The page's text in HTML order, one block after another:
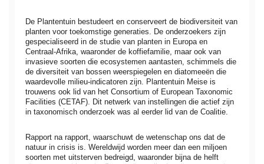
De Plantentuin bestudeert en conserveert de biodiversiteit van
planten voor toekomstige generaties. De onderzoekers zijn
gespecialiseerd in de studie van planten in Europa en
Centraal-Afrika, waaronder de koffiefamilie, maar ook van
invasieve soorten die ecosystemen aantasten, schimmels die
de diversiteit van bossen weerspiegelen en diatomeeën die
waardevolle milieu-indicatoren zijn. Plantentuin Meise is
trouwens ook lid van het Consortium of European Taxonomic
Facilities (CETAF). Dit netwerk van instellingen die actief zijn
in taxonomisch onderzoek was al eerder lid van de Coalitie.
Rapport na rapport, waarschuwt de wetenschap ons dat de
natuur in crisis is. Wereldwijd worden meer dan een miljoen
soorten met uitsterven bedreigd, waaronder bijna de helft